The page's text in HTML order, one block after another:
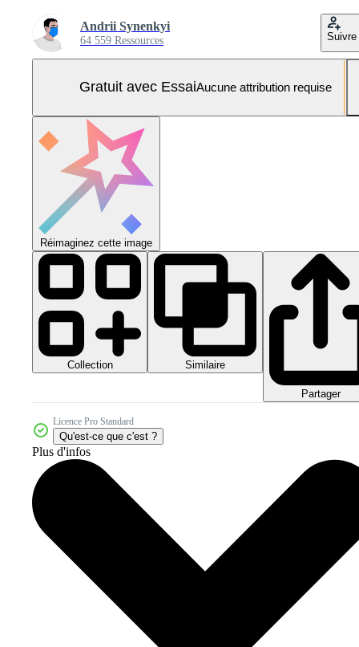
Andrii Synenkyi
64 559 Ressources Suivre
Gratuit avec EssaiAucune attribution requise
Réimaginez cette image
Collection Similaire
Partager
Licence Pro Standard
Qu'est-ce que c'est ?
Plus d'infos